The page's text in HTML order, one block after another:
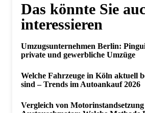
Das könnte Sie
interessieren
Umzugsunternehmen Berlin:
private und gewerbliche Umzüge
Welche Fahrzeuge in Köln aktuell
sind – Trends im Autoankauf 2026
Vergleich von